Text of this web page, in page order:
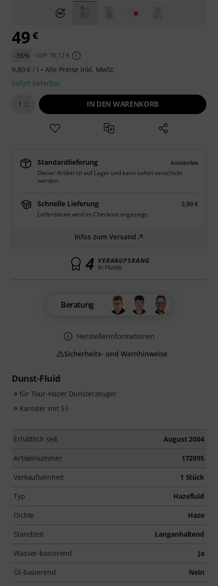
Dunst-Fluid
für Tour-Hazer Dunsterzeuger
Kanister mit 5 l
Erhältlich seit August 2004
Artikelnummer 172095
Verkaufseinheit 1 Stück
Typ Hazefluid
Dichte Haze
Standzeit Langanhaltend
Wasser-basierend Ja
Öl-basierend Nein
49 €
-36% UVP: 76,12 €
9,80 € / l • Alle Preise inkl. MwSt.
Sofort lieferbar
1 IN DEN WARENKORB
Standardlieferung
kostenlos
Dieser Artikel ist auf Lager und kann sofort verschickt
werden.
Schnelle Lieferung
5,90 €
Lieferdatum wird im Checkout angezeigt.
Infos zum Versand
4 VERKAUFSRANG
in Fluide
Beratung
Herstellerinformationen
Sicherheits- und Warnhinweise